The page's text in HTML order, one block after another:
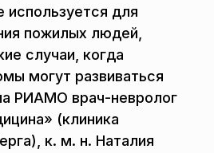
для
пожилых людей,
случаи, когда
могут развиваться
РИАМО врач-невролог
(клиника
к. м. н. Наталия